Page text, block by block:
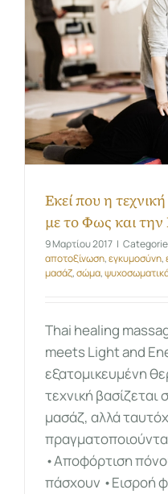
Εκεί που η
με το Φως και την
9 Μαρτίου 2017 |
αποτοξίνωση,εγκυμοσύνη,
μασάζ,σώμα,
Thai healing
meets Light and
εξατομικευμένη
τεχνική βασίζεται
μασάζ, αλλά
•Αποφόρτιση
πάσχουν •Εισροή